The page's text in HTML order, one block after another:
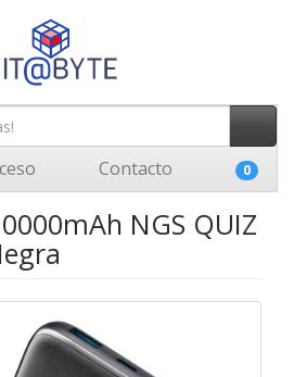
Contacto 0
NGS QUIZ